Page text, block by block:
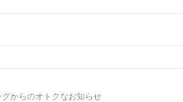
からのオトクなお知らせ